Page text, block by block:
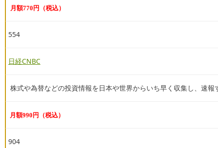
月額770円（税込）
554
日経CNBC
株式や為替などの投資情報を日本や世界からいち早く収集し、速
月額990円（税込）
904